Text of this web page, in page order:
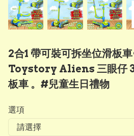
2合1 帶可裝可拆坐位滑板
Toystory Aliens 三眼仔
板車 。#兒童生日禮物
選項